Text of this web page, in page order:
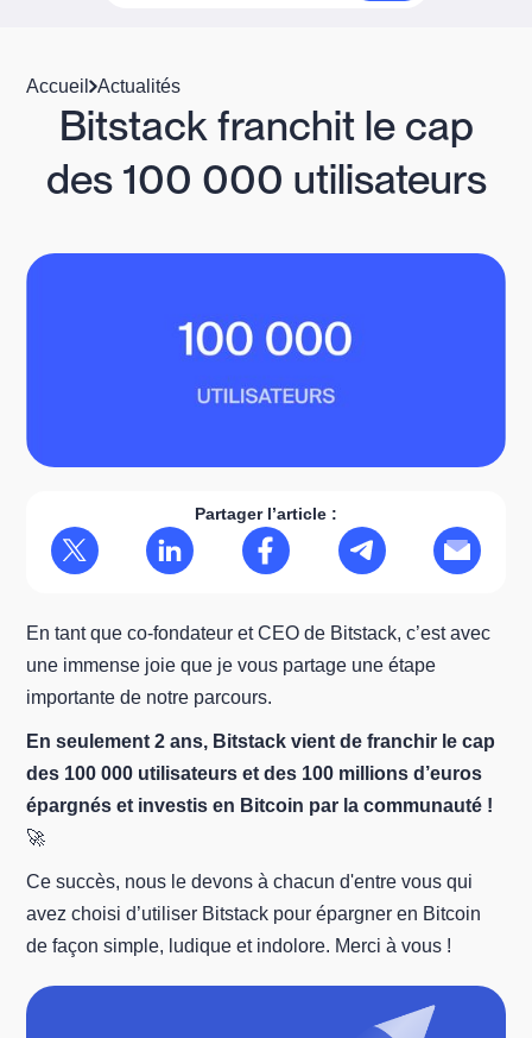
Accueil Actualités
Bitstack franchit le cap
des 100 000 utilisateurs
Partager l’article :
En tant que co-fondateur et CEO de Bitstack, c’est avec
une immense joie que je vous partage une étape
importante de notre parcours.
En seulement 2 ans, Bitstack vient de franchir le cap
des 100 000 utilisateurs et des 100 millions d’euros
épargnés et investis en Bitcoin par la communauté !
🚀
Ce succès, nous le devons à chacun d'entre vous qui
avez choisi d’utiliser Bitstack pour épargner en Bitcoin
de façon simple, ludique et indolore. Merci à vous !